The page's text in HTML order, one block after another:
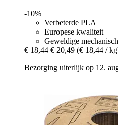
-10%
Verbeterde PLA
Europese kwaliteit
Geweldige
€ 18,44 € 20,49 (€ 18,44 /
Bezorging uiterlijk op 12.